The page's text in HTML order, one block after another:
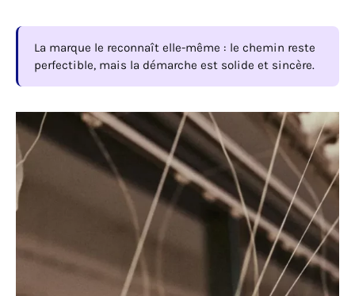
La marque le reconnaît elle-même : le chemin reste
perfectible, mais la démarche est solide et sincère.